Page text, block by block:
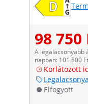
98 750
A legalacsonyabb
napban: 101 800 Ft
Korlátozott
Elfogyott